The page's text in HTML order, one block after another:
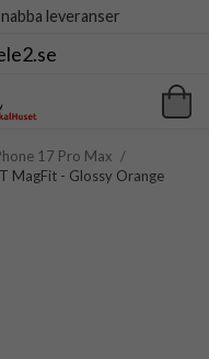
leveranser
17 Pro Max /
MagFit - Glossy Orange